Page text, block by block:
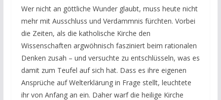
Wer nicht an göttliche Wunder glaubt, muss heute nicht
mehr mit Ausschluss und Verdammnis fürchten. Vorbei
die Zeiten, als die katholische Kirche den
Wissenschaften argwöhnisch fasziniert beim rationalen
Denken zusah – und versuchte zu entschlüsseln, was es
damit zum Teufel auf sich hat. Dass es ihre eigenen
Ansprüche auf Welterklärung in Frage stellt, leuchtete
ihr von Anfang an ein. Daher warf die heilige Kirche